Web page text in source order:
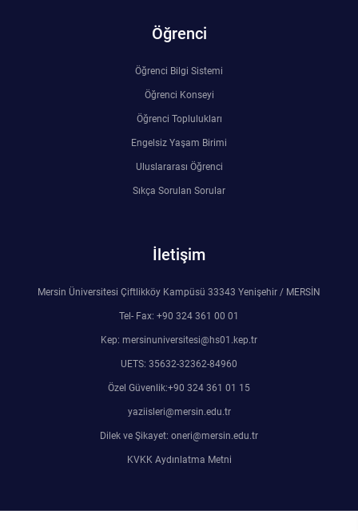
Öğrenci
Öğrenci Bilgi Sistemi
Öğrenci Konseyi
Öğrenci Toplulukları
Engelsiz Yaşam Birimi
Uluslararası Öğrenci
Sıkça Sorulan Sorular
İletişim
Mersin Üniversitesi Çiftlikköy Kampüsü 33343 Yenişehir / MERSİN
Tel- Fax: +90 324 361 00 01
Kep: mersinuniversitesi@hs01.kep.tr
UETS: 35632-32362-84960
Özel Güvenlik:+90 324 361 01 15
yaziisleri@mersin.edu.tr
Dilek ve Şikayet: oneri@mersin.edu.tr
KVKK Aydınlatma Metni